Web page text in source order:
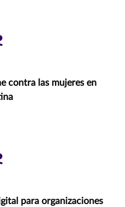
contra las mujeres en
para organizaciones